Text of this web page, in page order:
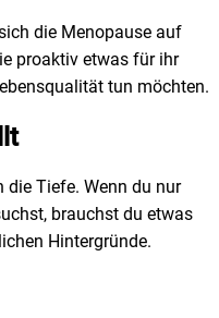
die Menopause auf
proaktiv etwas für ihr
tun möchten.
Tiefe. Wenn du nur
brauchst du etwas
Hintergründe.